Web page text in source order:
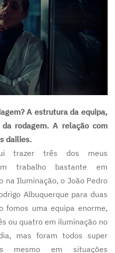
A estrutura da equipa,
rodagem. A relação com
dailies.
trazer três dos meus
trabalho bastante em
na Iluminação, o João Pedro
Albuquerque para duas
fomos uma equipa enorme,
ou quatro em iluminação no
mas foram todos super
mesmo em situações